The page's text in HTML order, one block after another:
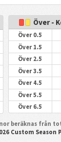
Över -
Över 0.5
Över 1.5
Över 2.5
Över 3.5
Över 4.5
Över 5.5
Över 6.5
beräknas från
Custom Season